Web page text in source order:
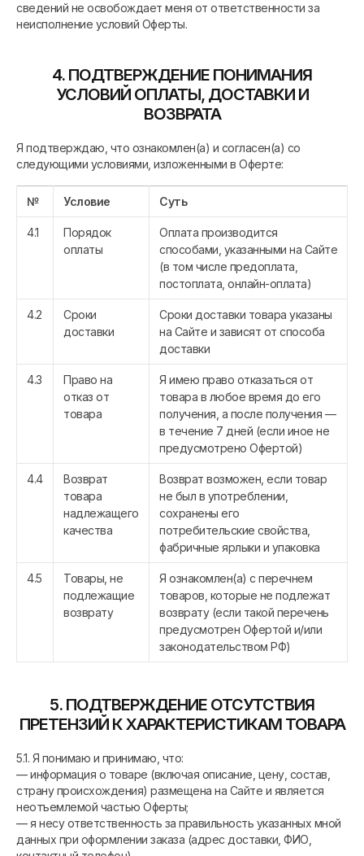
сведений не освобождает меня от ответственности за
неисполнение условий Оферты.
4. ПОДТВЕРЖДЕНИЕ ПОНИМАНИЯ
УСЛОВИЙ ОПЛАТЫ, ДОСТАВКИ И
ВОЗВРАТА
Я подтверждаю, что ознакомлен(а) и согласен(а) со
следующими условиями, изложенными в Оферте:
№ Условие Суть
4.1
Порядок
оплаты
Оплата производится
способами, указанными на Сайте
(в том числе предоплата,
постоплата, онлайн-оплата)
4.2
Сроки
доставки
Сроки доставки товара указаны
на Сайте и зависят от способа
доставки
4.3
Право на
отказ от
товара
Я имею право отказаться от
товара в любое время до его
получения, а после получения —
в течение 7 дней (если иное не
предусмотрено Офертой)
4.4
Возврат
товара
надлежащего
качества
Возврат возможен, если товар
не был в употреблении,
сохранены его
потребительские свойства,
фабричные ярлыки и упаковка
4.5
Товары, не
подлежащие
возврату
Я ознакомлен(а) с перечнем
товаров, которые не подлежат
возврату (если такой перечень
предусмотрен Офертой и/или
законодательством РФ)
5. ПОДТВЕРЖДЕНИЕ ОТСУТСТВИЯ
ПРЕТЕНЗИЙ К ХАРАКТЕРИСТИКАМ ТОВАРА
5.1. Я понимаю и принимаю, что:
— информация о товаре (включая описание, цену, состав,
страну происхождения) размещена на Сайте и является
неотъемлемой частью Оферты;
— я несу ответственность за правильность указанных мной
данных при оформлении заказа (адрес доставки, ФИО,